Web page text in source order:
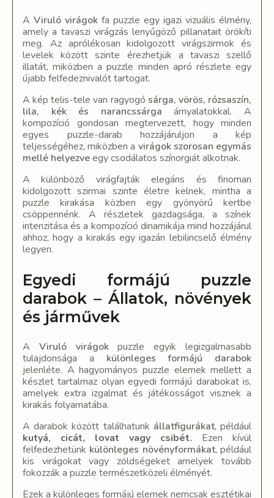
A Viruló virágok fa puzzle egy igazi vizuális élmény,
amely a tavaszi virágzás lenyűgöző pillanatait örökíti
meg. Az aprólékosan kidolgozott virágszirmok és
levelek között szinte érezhetjük a tavaszi szellő
illatát, miközben a puzzle minden apró részlete egy
újabb felfedeznivalót tartogat.
A kép telis-tele van ragyogó sárga, vörös, rózsaszín,
lila, kék és narancssárga árnyalatokkal. A
kompozíció gondosan megtervezett, hogy minden
egyes puzzle-darab hozzájáruljon a kép
teljességéhez, miközben a virágok szorosan egymás
mellé helyezveegy csodálatos színorgiát alkotnak.
A különböző virágfajták elegáns és finoman
kidolgozott szirmai szinte életre kelnek, mintha a
puzzle kirakása közben egy gyönyörű kertbe
csöppennénk. A részletek gazdagsága, a színek
intenzitása és a kompozíció dinamikája mind hozzájárul
ahhoz, hogy a kirakás egy igazán lebilincselő élmény
legyen.
Egyedi formájú puzzle
darabok – Állatok, növények
és járművek
A Viruló virágokpuzzle egyik legizgalmasabb
tulajdonsága a különleges formájú darabok
jelenléte. A hagyományos puzzle elemek mellett a
készlet tartalmaz olyan egyedi formájú darabokat is,
amelyek extra izgalmat és játékosságot visznek a
kirakás folyamatába.
A darabok között találhatunk állatfigurákat, például
kutyá, cicát, lovat vagy csibét. Ezen kívül
felfedezhetünk különleges növényformákat, például
kis virágokat vagy zöldségeket amelyek tovább
fokozzák a puzzle természetközeli élményét.
Ezek a különleges formájú elemek nemcsak esztétikai